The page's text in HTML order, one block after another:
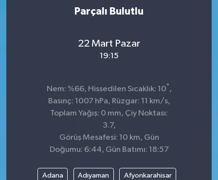
Parçalı Bulutlu
22 Mart Pazar
19:15
Nem: %66, Hissedilen Sıcaklık: 10° ,
Basınç: 1007 hPa, Rüzgar: 11 km/s,
Toplam Yağış: 0 mm, Çiy Noktası:
3.7,
Görüş Mesafesi: 10 km, Gün
Doğumu: 6:44, Gün Batımı: 18:57
Adana Adıyaman Afyonkarahisar